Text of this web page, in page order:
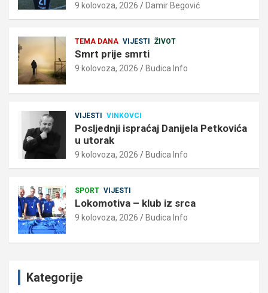
9 kolovoza, 2026 Damir Begović
TEMA DANA VIJESTI ŽIVOT
Smrt prije smrti
9 kolovoza, 2026 Budica Info
VIJESTI VINKOVCI
Posljednji ispraćaj Danijela Petkovića
u utorak
9 kolovoza, 2026 Budica Info
SPORT VIJESTI
Lokomotiva – klub iz srca
9 kolovoza, 2026 Budica Info
Kategorije